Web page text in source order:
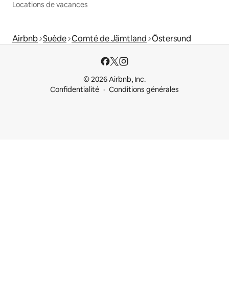
Locations de vacances
Airbnb Suède Comté de Jämtland Östersund
© 2026 Airbnb, Inc.
Confidentialité
Conditions générales